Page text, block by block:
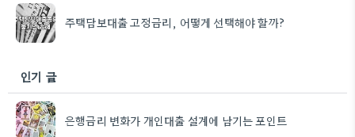
주택담보대출 고정금리, 어떻게 선택해야 할까?
인기 글
은행금리 변화가 개인대출 설계에 남기는 포인트